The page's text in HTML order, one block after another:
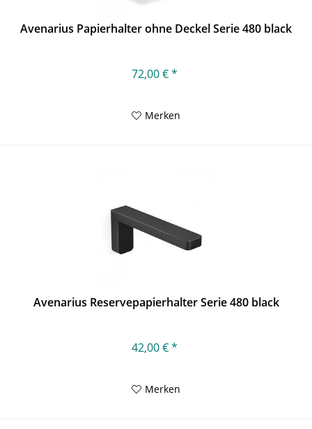
Avenarius Papierhalter ohne Deckel Serie 480 black
72,00 € *
Merken
Avenarius Reservepapierhalter Serie 480 black
42,00 € *
Merken